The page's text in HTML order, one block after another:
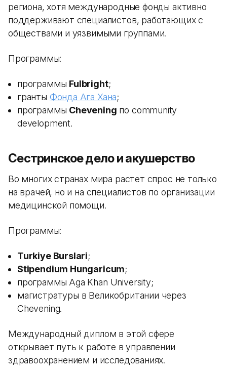
региона, хотя международные фонды активно
поддерживают специалистов, работающих с
обществами и уязвимыми группами.
Программы:
программы Fulbright;
гранты Фонда Ага Хана;
программы Chevening по community
development.
Сестринское дело и акушерство
Во многих странах мира растет спрос не только
на врачей, но и на специалистов по организации
медицинской помощи.
Программы:
Turkiye Burslari;
Stipendium Hungaricum;
программы Aga Khan University;
магистратуры в Великобритании через
Chevening.
Международный диплом в этой сфере
открывает путь к работе в управлении
здравоохранением и исследованиях.